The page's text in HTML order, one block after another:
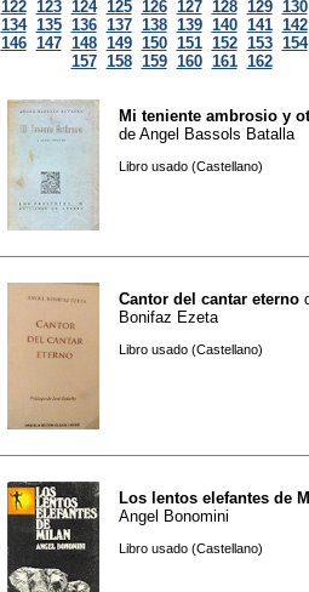
122 123 124 125 126 127 128 129 130
134 135 136 137 138 139 140 141 142
146 147 148 149 150 151 152 153 154
157 158 159 160 161 162
Mi teniente ambrosio y
de Angel Bassols Batalla
Libro usado (Castellano)
Cantor del cantar eterno
Bonifaz Ezeta
Libro usado (Castellano)
Los lentos elefantes de
Angel Bonomini
Libro usado (Castellano)